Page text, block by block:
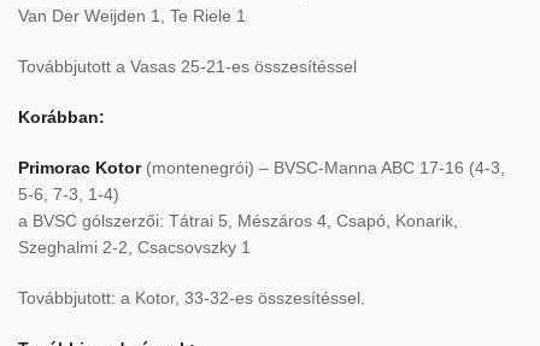
Van Der Weijden 1, Te Riele 1
Továbbjutott a Vasas 25-21-es összesítéssel
Korábban:
Primorac Kotor(montenegrói) – BVSC-Manna ABC 17-16 (4-3,
5-6, 7-3, 1-4)
a BVSC gólszerzői: Tátrai 5, Mészáros 4, Csapó, Konarik,
Szeghalmi 2-2, Csacsovszky 1
Továbbjutott: a Kotor, 33-32-es összesítéssel.